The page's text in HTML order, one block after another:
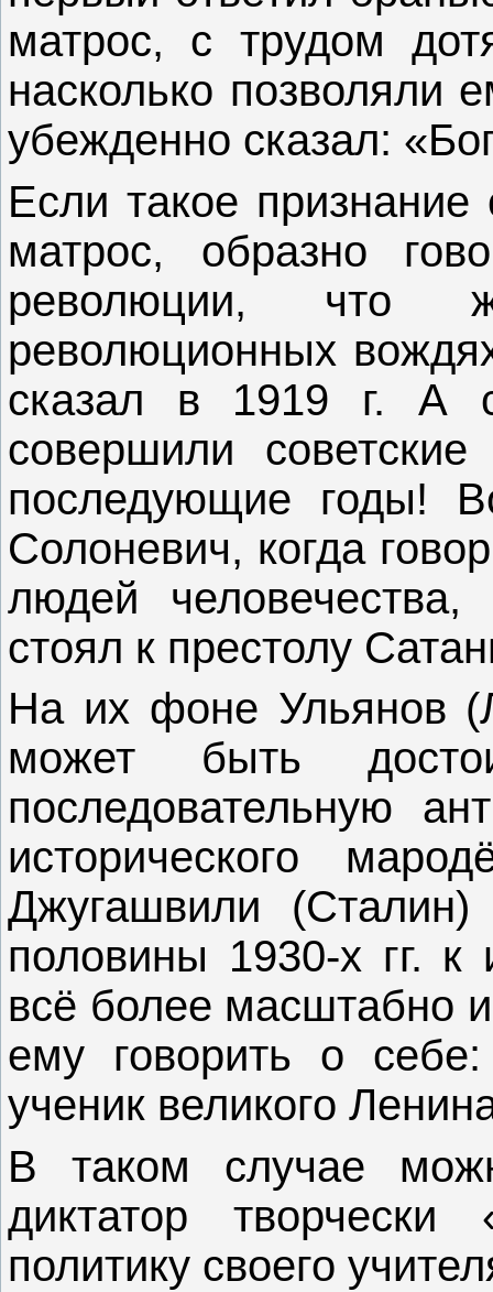
матрос, с трудом
насколько позволяли
убежденно сказал:
Если такое
матрос, образно
революции, что
революционных
сказал в 1919 г. А
совершили
последующие годы!
Солоневич, когда
людей
стоял к престолу
На их фоне Ульянов
может быть
последовательную
исторического
Джугашвили (Сталин)
половины 1930-х гг. к
всё более масштабно
ему говорить о
ученик великого
В таком случае
диктатор творчески
политику своего